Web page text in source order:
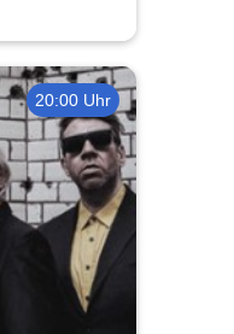
20:00 Uhr